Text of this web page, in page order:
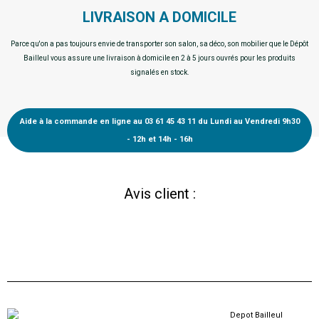
LIVRAISON A DOMICILE
Parce qu'on a pas toujours envie de transporter son salon, sa déco, son mobilier que le Dépôt
Bailleul vous assure une livraison à domicile en 2 à 5 jours ouvrés pour les produits
signalés en stock.
Aide à la commande en ligne au 03 61 45 43 11 du Lundi au Vendredi 9h30
- 12h et 14h - 16h
Avis client :